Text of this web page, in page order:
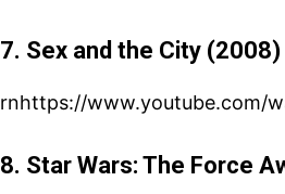
7. Sex and the City (2008)
rnhttps://www.youtube.com/
8. Star Wars: The Force